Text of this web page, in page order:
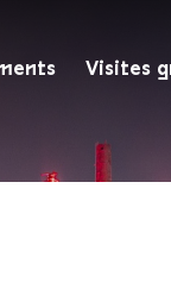
Visites
Hütte